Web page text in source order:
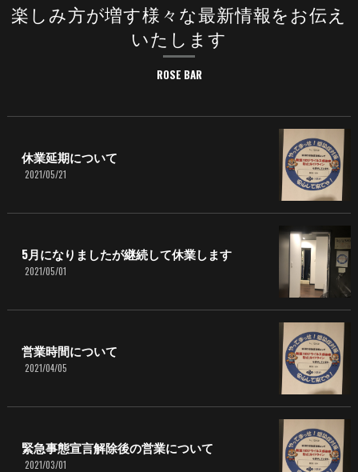
楽しみ方が増す様々な最新情報をお伝え
いたします
ROSE BAR
休業延期について
2021/05/21
5月になりましたが継続して休業します
2021/05/01
営業時間について
2021/04/05
緊急事態宣言解除後の営業について
2021/03/01